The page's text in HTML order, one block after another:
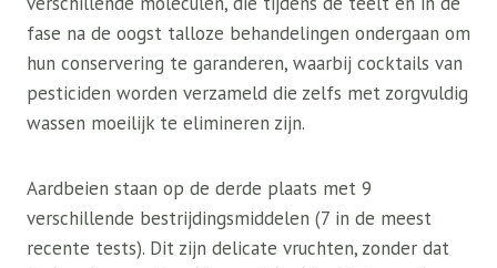
fase na de oogst talloze behandelingen ondergaan om
hun conservering te garanderen, waarbij cocktails van
pesticiden worden verzameld die zelfs met zorgvuldig
wassen moeilijk te elimineren zijn.
Aardbeien staan ​​op de derde plaats met 9
verschillende bestrijdingsmiddelen (7 in de meest
recente tests). Dit zijn delicate vruchten, zonder dat